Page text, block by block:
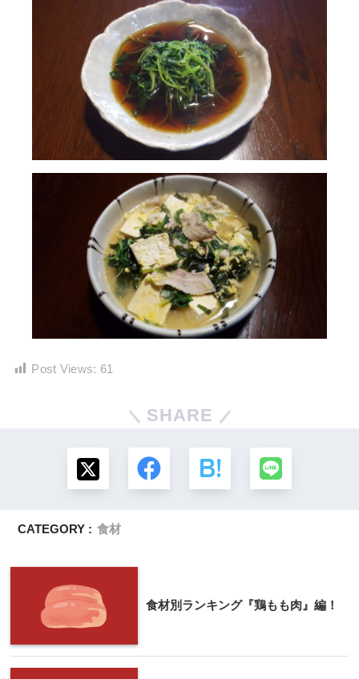
Post Views: 61
SHARE
CATEGORY : 食材
食材別ランキング『鶏もも肉』編！